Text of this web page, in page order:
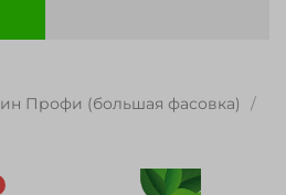
Профи (большая фасовка)